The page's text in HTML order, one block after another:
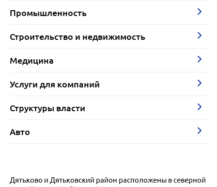
Промышленность
Строительство и недвижимость
Медицина
Услуги для компаний
Структуры власти
Авто
Дятьково и Дятьковский район расположены в северной